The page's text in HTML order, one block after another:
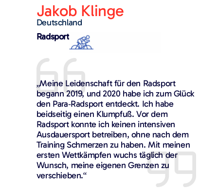
Jakob Klinge
Deutschland
Radsport
„Meine Leidenschaft für den Radsport
begann 2019, und 2020 habe ich zum Glück
den Para‑Radsport entdeckt. Ich habe
beidseitig einen Klumpfuß. Vor dem
Radsport konnte ich keinen intensiven
Ausdauersport betreiben, ohne nach dem
Training Schmerzen zu haben. Mit meinen
ersten Wettkämpfen wuchs täglich der
Wunsch, meine eigenen Grenzen zu
verschieben.“